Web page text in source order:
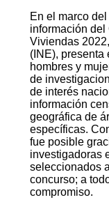
En el marco
información
Viviendas
(INE), presenta
hombres y
de
de interés
información
geográfica de
específicas.
fue posible
investigadoras
seleccionados
concurso; a
compromiso.